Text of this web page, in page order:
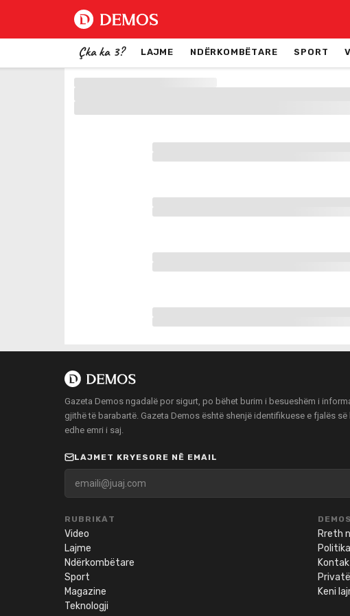
Çka ka 3? LAJME NDËRKOMBËTARE SPORT
Gazeta Demos ngadalë por sigurt, po bëhet burim i besueshëm i
gjithë të barabartë. Gazeta Demos është shenjë identifikuese e fjalës
edhe emri i saj.
LAJMET KRYESORE NË EMAIL
RUBRIKAT
Video
Lajme
Ndërkombëtare
Sport
Magazine
Teknologji
DEMOS
Rreth
Keni